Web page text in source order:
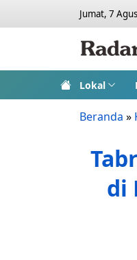
Jumat, 7
Lokal
Beranda »
di